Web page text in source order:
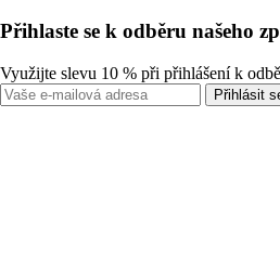
Přihlaste se k odběru našeho
Využijte slevu 10 % při přihlášení k
Přihlásit